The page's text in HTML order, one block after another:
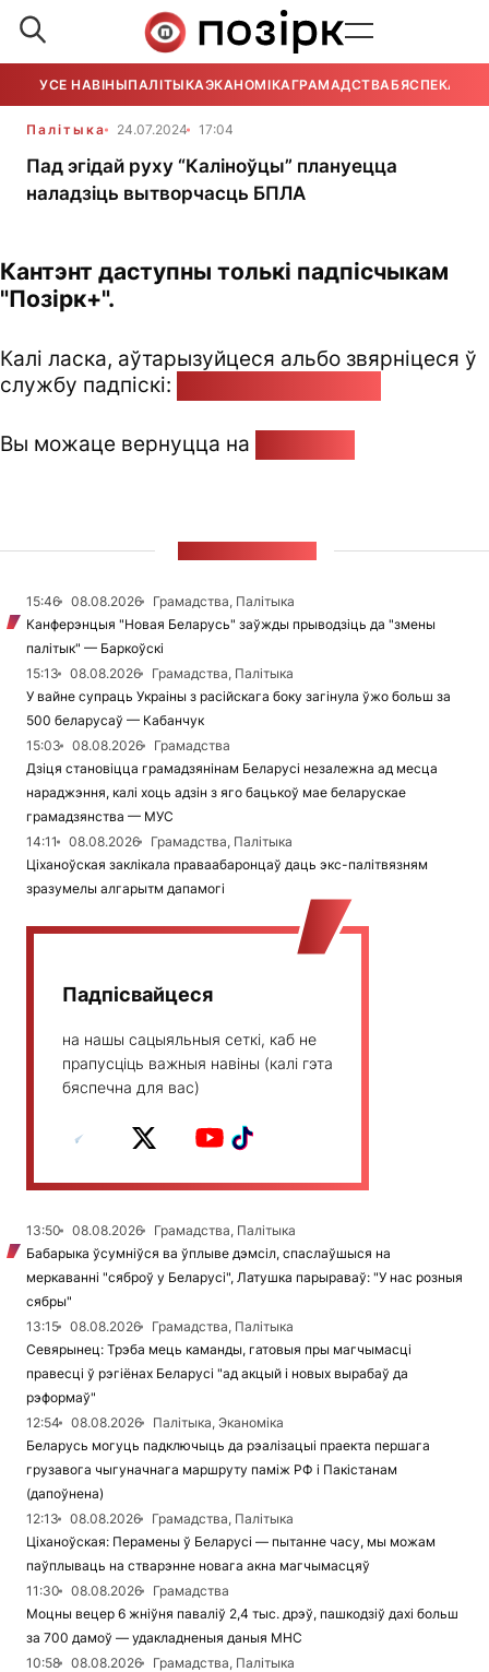
УСЕ НАВІНЫПАЛІТЫКАЭКАНОМІКАГРАМАДСТВАБЯСПЕКА
Палітыка 24.07.2024 17:04
Пад эгідай руху “Каліноўцы” плануецца
наладзіць вытворчасць БПЛА
Кантэнт даступны толькі падпісчыкам
"Позірк+".
Калі ласка, аўтарызуйцеся альбо звярніцеся ў
службу падпіскі:
Вы можаце вернуцца на
15:46 08.08.2026
Грамадства, Палітыка
Канферэнцыя "Новая Беларусь" заўжды прыводзіць да "змены
палітык" — Баркоўскі
15:13
08.08.2026
Грамадства, Палітыка
У вайне супраць Украіны з расійскага боку загінула ўжо больш за
500 беларусаў — Кабанчук
15:03
08.08.2026
Грамадства
Дзіця становіцца грамадзянінам Беларусі незалежна ад месца
нараджэння, калі хоць адзін з яго бацькоў мае беларускае
грамадзянства — МУС
14:11
08.08.2026
Грамадства, Палітыка
Ціханоўская заклікала праваабаронцаў даць экс-палітвязням
зразумелы алгарытм дапамогі
Падпісвайцеся
на нашы сацыяльныя сеткі, каб не
прапусціць важныя навіны (калі гэта
бяспечна для вас)
13:50 08.08.2026
Грамадства, Палітыка
Бабарыка ўсумніўся ва ўплыве дэмсіл, спаслаўшыся на
меркаванні "сяброў у Беларусі", Латушка парыраваў: "У нас розныя
сябры"
13:15
08.08.2026
Грамадства, Палітыка
Севярынец: Трэба мець каманды, гатовыя пры магчымасці
правесці ў рэгіёнах Беларусі "ад акцый і новых вырабаў да
рэформаў"
12:54
08.08.2026
Палітыка, Эканоміка
Беларусь могуць падключыць да рэалізацыі праекта першага
грузавога чыгуначнага маршруту паміж РФ і Пакістанам
(дапоўнена)
12:13
08.08.2026
Грамадства, Палітыка
Ціханоўская: Перамены ў Беларусі — пытанне часу, мы можам
паўплываць на стварэнне новага акна магчымасцяў
11:30
08.08.2026
Грамадства
Моцны вецер 6 жніўня паваліў 2,4 тыс. дрэў, пашкодзіў дахі больш
за 700 дамоў — удакладненыя даныя МНС
10:58
08.08.2026
Грамадства, Палітыка